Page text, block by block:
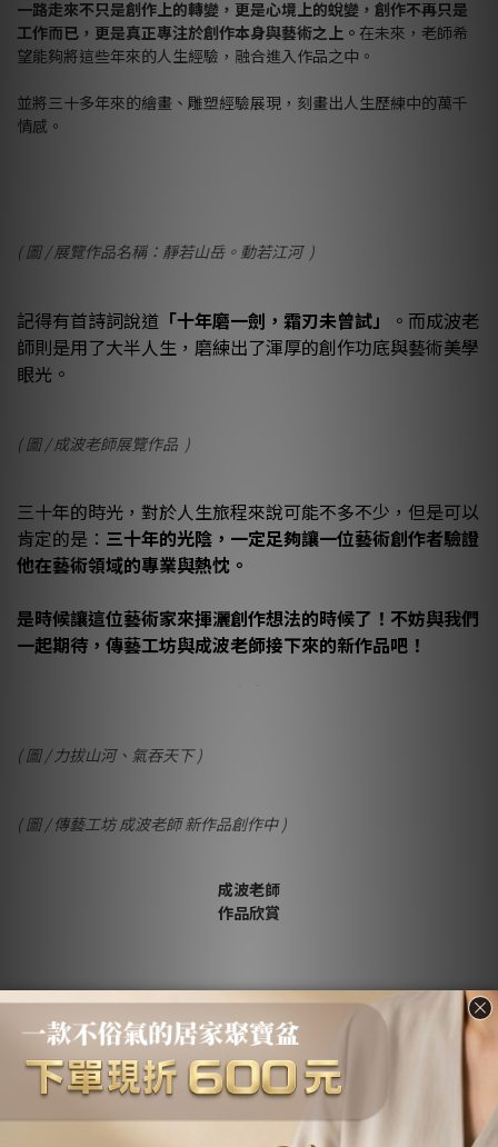
一路走來不只是創作上的轉變，更是心境上的蛻變，創作不再只是
工作而已，更是真正專注於創作本身與藝術之上。 在未來，老師希
望能夠將這些年來的人生經驗，融合進入作品之中。
並將三十多年來的繪畫、雕塑經驗展現，刻畫出人生歷練中的萬千
情感。
( 圖 / 展覽作品名稱：靜若山岳。動若江河 )
記得有首詩詞說道 「十年磨一劍，霜刃未曾試」
。而成波老
師則是用了大半人生，磨練出了渾厚的創作功底與藝術美學
眼光。
( 圖 / 成波老師展覽作品 )
三十年的時光，對於人生旅程來說可能不多不少，但是可以
肯定的是： 三十年的光陰，一定足夠讓一位藝術創作者驗證
他在藝術領域的專業與熱忱。
是時候讓這位藝術家來揮灑創作想法的時候了！不妨與我們
一起期待，傳藝工坊與成波老師接下來的新作品吧！
( 圖 / 力拔山河、氣吞天下 )
( 圖 / 傳藝工坊 成波老師 新作品創作中 )
成波老師
作品欣賞
藝術家 成波